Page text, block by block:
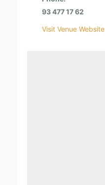
93 477 17 62
Visit Venue Website